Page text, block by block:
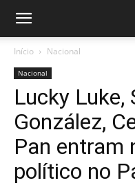
Início Nacional
Nacional
Lucky Luke,
González,
Pan entram
político no